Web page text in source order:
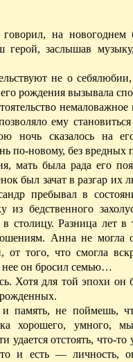
на новогоднем
герой, заслышав
не о
рождения вызывала
ему
ночь сказалось на
по-новому, без вредных
мать была рада его
был зачат в разгар их
пребывал в
бедственного
столицу. Разница лет в
Анна не могла
от того, что смогла
нее он бросил семью…
Хотя для той эпохи он
и память, не поймешь,
хорошего, умного,
отстоять, что-то
и есть — личность,